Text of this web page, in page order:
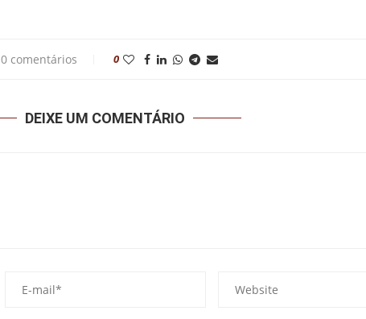
0 comentários 0
DEIXE UM COMENTÁRIO